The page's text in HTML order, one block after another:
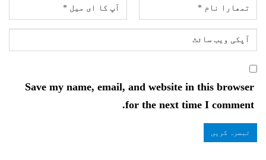
Save my name, email, and website in this browser
for the next time I comment.